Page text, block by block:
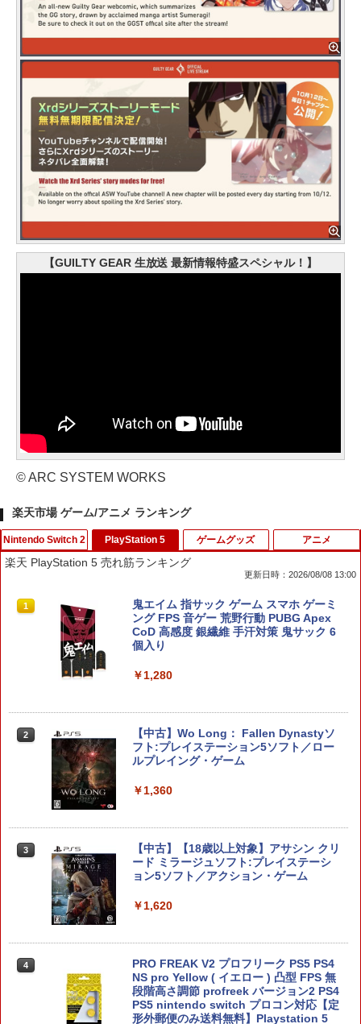
【GUILTY GEAR 生放送 最新情報特盛スペシャル！】
© ARC SYSTEM WORKS
楽天市場 ゲーム/アニメ ランキング
Nintendo Switch 2
1
ポケモン 【Switch2】ぽこ あ ポケモン
[POT-P-AAB5A NSW2 ポコ ア ポケモン]
￥7,880
る〜 Nintendo Switch 2 Edition 東日本
編＋西日本編 【Switch2】 NXS-P-A8K
RD
￥7,890
3
コーエーテクモゲームス 【Switch2】ゼ
ルダ無双 封印戦記 通常版 [BEE-P-AA
GAA NSW2 ゼルダムソウ フウインセン
【特典】ほの暮しの庭 switch2版(【初
回外付特典】切り取れるクリアカード)
￥8,118
PlayStation 5
楽天 PlayStation 5 売れ筋ランキング
更新日時：2026/08/08 13:00
1
鬼エイム 指サック ゲーム スマホ ゲーミ
ング FPS 音ゲー 荒野行動 PUBG Apex
CoD 高感度 銀繊維 手汗対策 鬼サック 6
個入り
￥1,280
2
【中古】Wo Long： Fallen Dynastyソ
フト:プレイステーション5ソフト／ロー
ルプレイング・ゲーム
￥1,360
3
【中古】【18歳以上対象】アサシン クリ
ード ミラージュソフト:プレイステーシ
ョン5ソフト／アクション・ゲーム
￥1,620
4
PRO FREAK V2 プロフリーク PS5 PS4
NS pro Yellow ( イエロー ) 凸型 FPS 無
段階高さ調節 profreek バージョン2 PS4
PS5 nintendo switch プロコン対応【定
形外郵便のみ送料無料】Playstation 5
ゲームグッズ アニメ